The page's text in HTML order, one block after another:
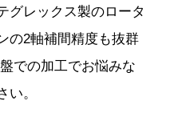
グレックス製のロータ
の2軸補間精度も抜群
での加工でお悩みな
い。